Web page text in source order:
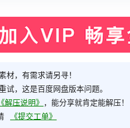
材，有需求请另寻！
，这是百度网盘版本问题。
《解压说明》 ，能分享就肯定能解压！
《提交工单》